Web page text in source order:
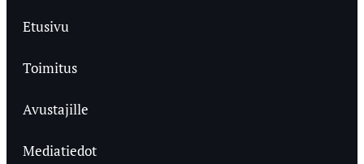
Etusivu
Toimitus
Avustajille
Mediatiedot